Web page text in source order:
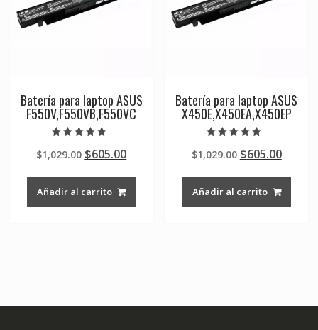
Batería para laptop ASUS
F550V,F550VB,F550VC
5.00
de 5
$1,029.00 Original
was:
$1,029.00.
$605.00Current
Añadir al carrito
Batería para laptop ASUS
X450E,X450EA,X450EP
4.50
de 5
$1,029.00 Original
was:
$1,029.00.
$605.00
Añadir al carrito